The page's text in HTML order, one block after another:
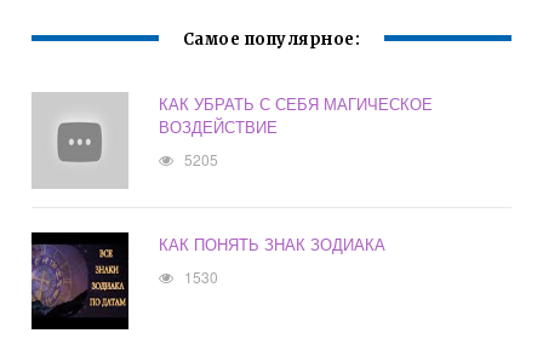
Самое популярное:
КАК УБРАТЬ С СЕБЯ МАГИЧЕСКОЕ
ВОЗДЕЙСТВИЕ
5205
КАК ПОНЯТЬ ЗНАК ЗОДИАКА
1530